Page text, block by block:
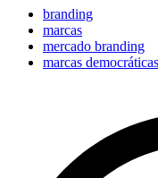
branding
marcas
mercado branding
marcas democráticas